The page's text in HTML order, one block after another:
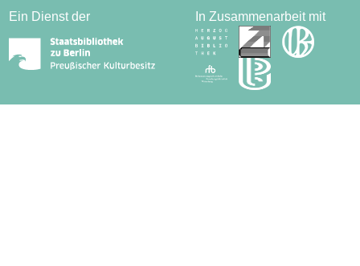
Ein Dienst der In Zusammenarbeit mit